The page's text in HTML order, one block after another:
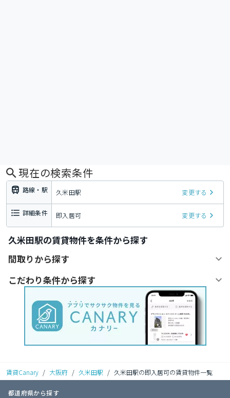
現在の検索条件
路線・駅 久米田駅 変更する
詳細条件 即入居可 変更する
久米田駅の賃貸物件を条件から探す
間取りから探す
こだわり条件から探す
賃貸Canary / 大阪府 / 久米田駅 / 久米田駅の即入居可の賃貸物件一覧
都道府県から探す